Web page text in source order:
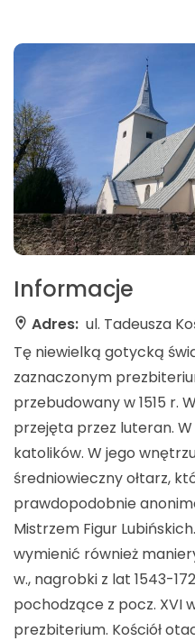
Informacje
Adres: ul. Tadeusza
Tę niewielką gotycką
zaznaczonym
przebudowany w 1515 r.
przejęta przez luteran. W
katolików. W jego
średniowieczny ołtarz,
prawdopodobnie
Mistrzem Figur
wymienić również
w., nagrobki z lat 1543-
pochodzące z pocz. XVI
prezbiterium. Kościół